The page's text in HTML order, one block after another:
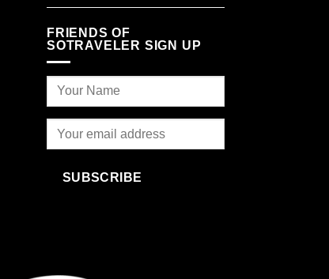
FRIENDS OF
SOTRAVELER SIGN UP
SUBSCRIBE